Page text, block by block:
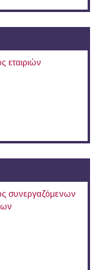
εταιριών
συνεργαζόμενων